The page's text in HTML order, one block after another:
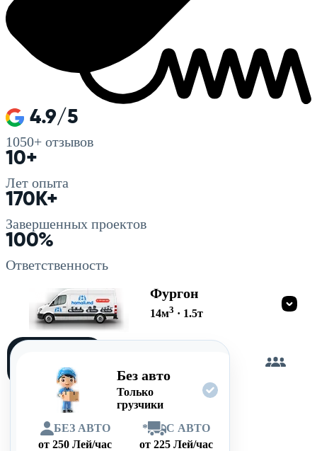
4.9/5
1050+ отзывов
10+
Лет опыта
170K+
Завершенных проектов
100%
Ответственность
Фургон
14м3 · 1.5т
Без авто
Только
грузчики
БЕЗ АВТО
от250 Лей/час
*
С АВТО
от 225 Лей/час